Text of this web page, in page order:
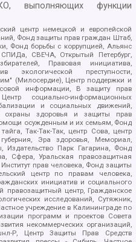
выполняющих функции
центр немецкой и европейской
Фонд защиты прав граждан Штаб,
Фонд борьбы с коррупцией, Альянс
СВЕЧА, Открытый Петербург,
Правовая инициатива,
экологической преступности,
(Милосердие), Центр поддержки и
информации, В защиту прав
социально-информационных
и социальных движений,
охраны здоровья и защиты прав
осужденным и их семьям, Фонд
Так-Так-Так, центр Сова, центр
Эра здоровья, Мемориал,
Парк Гагарина, Фонд
Сфера, Уральская правозащитная
прав человека, Фонд защиты
центр по правам человека,
инициатив и социального
правозащитный центр, Гражданское
исследований, Сутяжник,
учреждение в Калининграде по
программ и проектов Совета
некоммерческих организаций,
Р, Центр Защиты Прав Средств